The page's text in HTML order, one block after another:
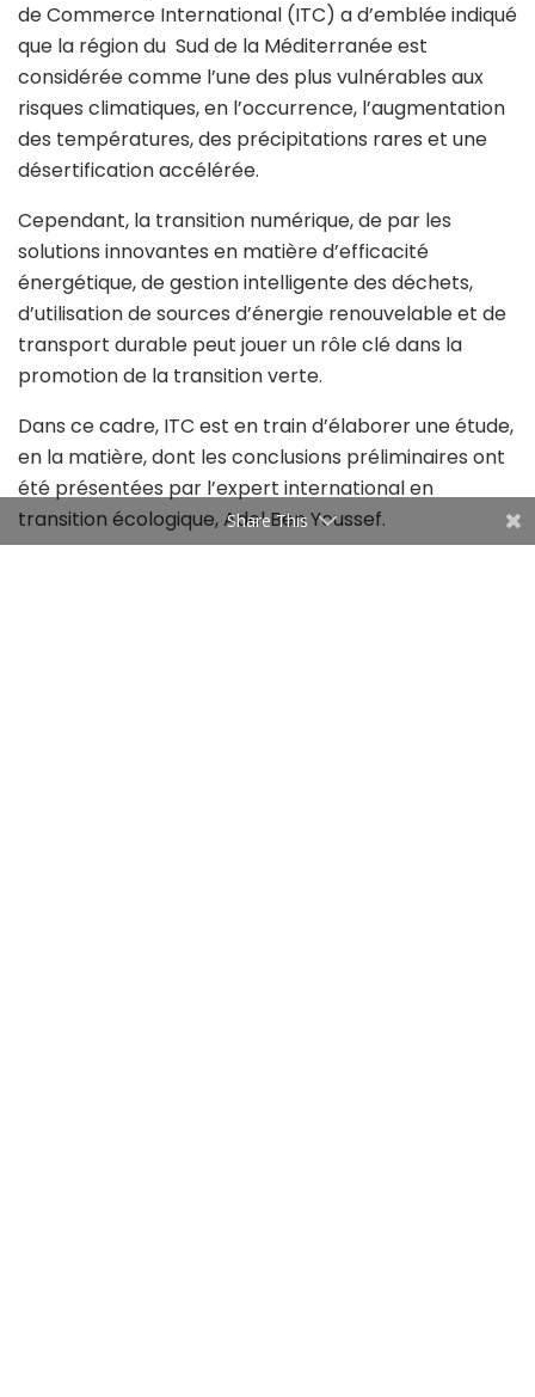
de Commerce International (ITC) a d’emblée indiqué
que la région du Sud de la Méditerranée est
considérée comme l’une des plus vulnérables aux
risques climatiques, en l’occurrence, l’augmentation
des températures, des précipitations rares et une
désertification accélérée.
Cependant, la transition numérique, de par les
solutions innovantes en matière d’efficacité
énergétique, de gestion intelligente des déchets,
d’utilisation de sources d’énergie renouvelable et de
transport durable peut jouer un rôle clé dans la
promotion de la transition verte.
Dans ce cadre, ITC est en train d’élaborer une étude,
en la matière, dont les conclusions préliminaires ont
été présentées par l’expert international en
transition écologique, Adel Ben Youssef.
Share This